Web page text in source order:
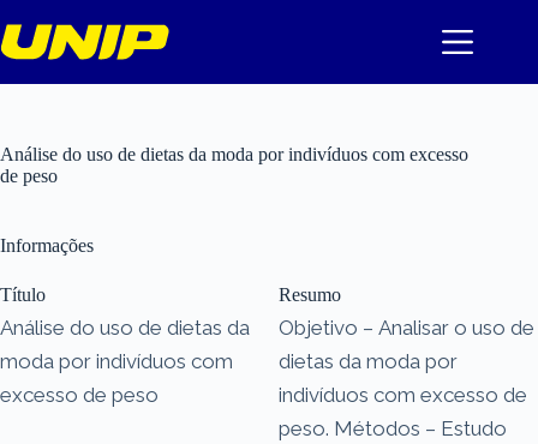
para
o
Análise do uso de dietas da moda por indivíduos com excesso
de peso
Informações
Título
Análise do uso de dietas da
moda por indivíduos com
excesso de peso
Resumo
Objetivo – Analisar o uso de
dietas da moda por
indivíduos com excesso de
peso. Métodos – Estudo